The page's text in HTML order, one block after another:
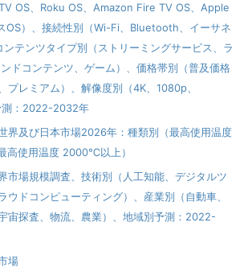
OS、Roku OS、Amazon Fire TV OS、Apple
OS）、接続性別（Wi-Fi、Bluetooth、イーサネ
ンテンツタイプ別（ストリーミングサービス、ラ
ドコンテンツ、ゲーム）、価格帯別（普及価格
プレミアム）、解像度別（4K、1080p、
測：2022-2032年
界及び日本市場2026年：種類別（最高使用温度
使用温度 2000℃以上）
市場規模調査、技術別（人工知能、デジタルツ
ウドコンピューティング）、産業別（自動車、
宙探査、物流、農業）、地域別予測：2022-
場